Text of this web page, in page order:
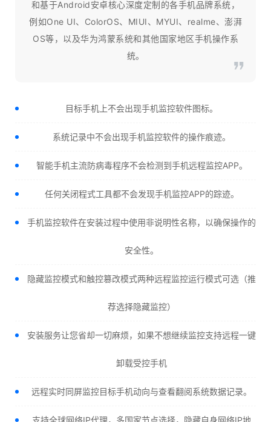
和基于Android安卓核心深度定制的各手机品牌系统，
例如One UI、ColorOS、MIUI、MYUI、realme、澎湃
OS等，以及华为鸿蒙系统和其他国家地区手机操作系
统。
目标手机上不会出现手机监控软件图标。
系统记录中不会出现手机监控软件的操作痕迹。
智能手机主流防病毒程序不会检测到手机远程监控APP。
任何关闭程式工具都不会发现手机监控APP的踪迹。
手机监控软件在安装过程中使用非说明性名称，以确保操作的
安全性。
隐藏监控模式和触控篡改模式两种远程监控运行模式可选（推
荐选择隐藏监控）
安装服务让您省却一切麻烦，如果不想继续监控支持远程一键
卸载受控手机
远程实时同屏监控目标手机动向与查看翻阅系统数据记录。
支持全球网络IP代理，多国家节点选择，隐藏自身网络IP地